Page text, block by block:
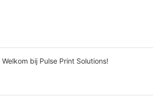
Welkom bij Pulse Print Solutions!